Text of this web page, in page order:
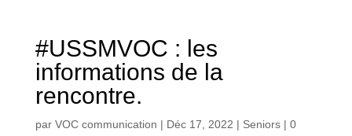
#USSMVOC : les
informations de la
rencontre.
par VOC communication | Déc 17, 2022 | Seniors| 0